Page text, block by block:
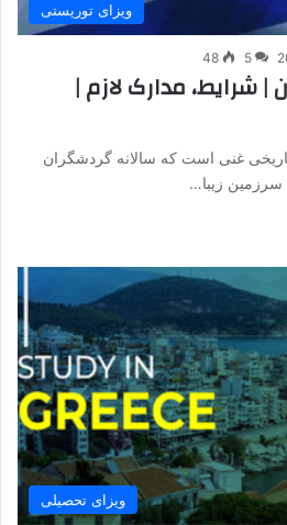
ویزای توریستی
5
48
| شرایط، مدارک لازم |
تاریخی غنی است که سالانه گردشگران
سرزمین زیبا…
ویزای تحصیلی